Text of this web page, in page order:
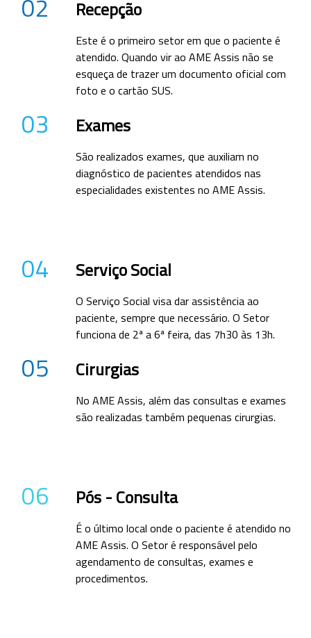
02 Recepção
Este é o primeiro setor em que o paciente é
atendido. Quando vir ao AME Assis não se
esqueça de trazer um documento oficial com
foto e o cartão SUS.
03 Exames
São realizados exames, que auxiliam no
diagnóstico de pacientes atendidos nas
especialidades existentes no AME Assis.
04 Serviço Social
O Serviço Social visa dar assistência ao
paciente, sempre que necessário. O Setor
funciona de 2ª a 6ª feira, das 7h30 às 13h.
05 Cirurgias
No AME Assis, além das consultas e exames
são realizadas também pequenas cirurgias.
06 Pós - Consulta
É o último local onde o paciente é atendido no
AME Assis. O Setor é responsável pelo
agendamento de consultas, exames e
procedimentos.